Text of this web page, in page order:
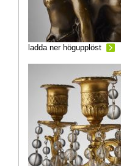
ladda ner högupplöst